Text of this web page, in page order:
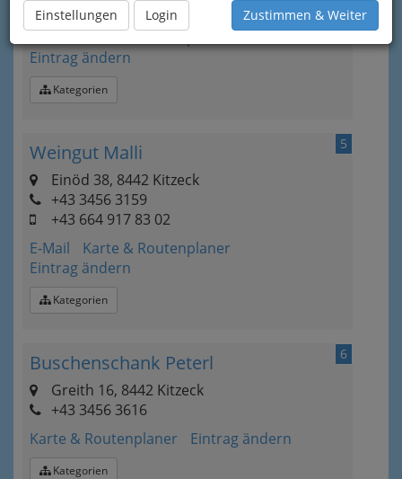
Einstellungen Login Zustimmen & Weiter
+43 3456 23 114
Eintrag ändern
Kategorien
5
Weingut Malli
Einöd 38, 8442 Kitzeck
+43 3456 3159
+43 664 917 83 02
E-Mail
Karte & Routenplaner
Eintrag ändern
Kategorien
6
Buschenschank Peterl
Greith 16, 8442 Kitzeck
+43 3456 3616
Karte & Routenplaner
Eintrag ändern
Kategorien